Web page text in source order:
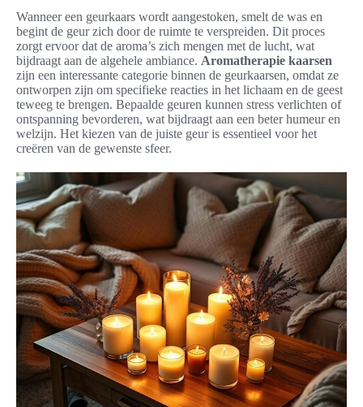
Wanneer een geurkaars wordt aangestoken, smelt de was en
begint de geur zich door de ruimte te verspreiden. Dit proces
zorgt ervoor dat de aroma’s zich mengen met de lucht, wat
bijdraagt aan de algehele ambiance. Aromatherapie kaarsen
zijn een interessante categorie binnen de geurkaarsen, omdat ze
ontworpen zijn om specifieke reacties in het lichaam en de geest
teweeg te brengen. Bepaalde geuren kunnen stress verlichten of
ontspanning bevorderen, wat bijdraagt aan een beter humeur en
welzijn. Het kiezen van de juiste geur is essentieel voor het
creëren van de gewenste sfeer.